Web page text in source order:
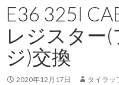
ツ
へ
移
動
E36 325I
レジスター
ジ)交換
2020年12月17日 タイラッ